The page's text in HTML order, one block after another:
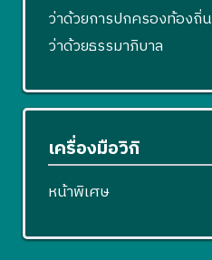
ว่าด้วยการปกครองท้องถิ่น
ว่าด้วยธรรมาภิบาล
เครื่องมือวิกิ
หน้าพิเศษ